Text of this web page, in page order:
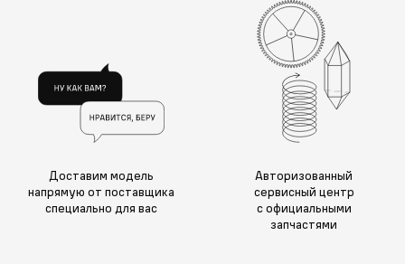
Доставим модель
напрямую от поставщика
специально для вас
Авторизованный
сервисный центр
с официальными
запчастями